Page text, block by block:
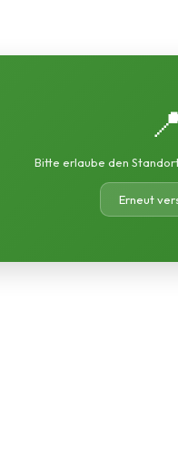
Bitte erlaube den
Erneut